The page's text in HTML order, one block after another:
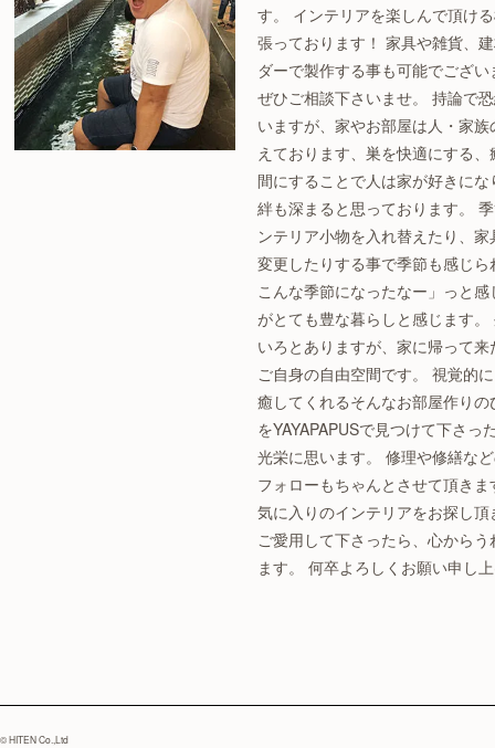
す。 インテリアを楽しんで頂け
張っております！ 家具や雑貨、
ダーで製作する事も可能でござ
ぜひご相談下さいませ。 持論で
いますが、家やお部屋は人・家族
えております、巣を快適にする
間にすることで人は家が好きにな
絆も深まると思っております。
ンテリア小物を入れ替えたり、
変更したりする事で季節も感じら
こんな季節になったなー」っと感
がとても豊な暮らしと感じます。
いろとありますが、家に帰って来
ご自身の自由空間です。 視覚的
癒してくれるそんなお部屋作りの
をYAYAPAPUSで見つけて下さっ
光栄に思います。 修理や修繕な
フォローもちゃんとさせて頂きま
気に入りのインテリアをお探し頂
ご愛用して下さったら、心からう
ます。 何卒よろしくお願い申し
© HITEN Co.,Ltd